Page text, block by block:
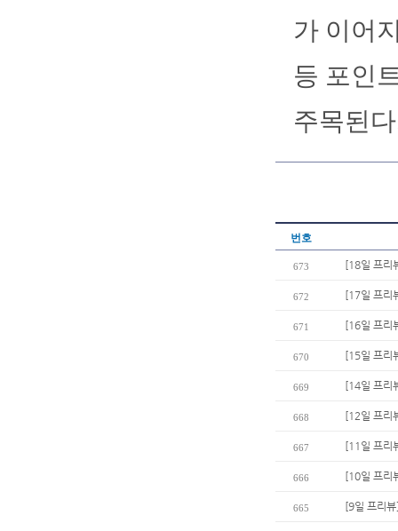
가 이어
등 포인
주목된
번호
673 [18일 프리
672 [17일 프리
671 [16일 프리
670 [15일 프리
669 [14일 프리
668 [12일 프리
667 [11일 프리
666 [10일 프리
665 [9일 프리